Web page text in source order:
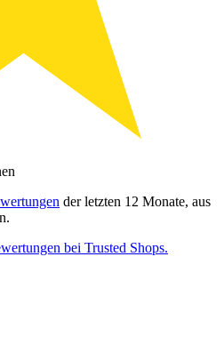
der letzten 12 Monate, aus
bei Trusted Shops.